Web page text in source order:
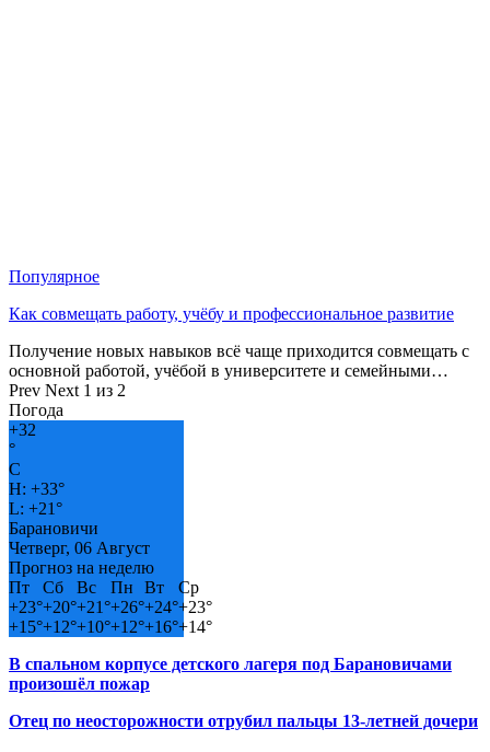
Популярное
Как совмещать работу, учёбу и профессиональное развитие
Получение новых навыков всё чаще приходится совмещать с
основной работой, учёбой в университете и семейными…
Prev Next 1 из 2
Погода
+32
°
C
H: +33°
L: +21°
Барановичи
Четверг, 06 Август
Прогноз на неделю
Пт
Сб Вс Пн Вт
Ср
+23°+20°+21°+26°+24°+23°
+15°+12°+10°+12°+16°+14°
В спальном корпусе детского лагеря под Барановичами
произошёл пожар
Отец по неосторожности отрубил пальцы 13-летней дочери